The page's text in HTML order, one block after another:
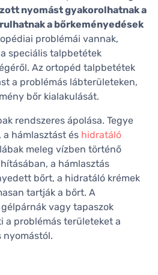
nyomást gyakorolhatnak a
a bőrkeményedések
problémái vannak,
speciális talpbetétek
Az ortopéd talpbetétek
a problémás lábterületeken,
bőr kialakulását.
rendszeres ápolása. Tegye
hámlasztást és hidratáló
meleg vízben történő
a hámlasztás
bőrt, a hidratáló krémek
tartják a bőrt. A
vagy tapaszok
a problémás területeket a
nyomástól.